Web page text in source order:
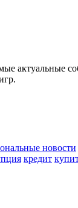
актуальные
новости
кредит